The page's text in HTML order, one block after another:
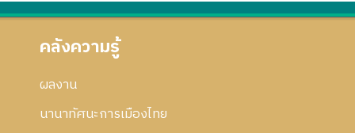
คลังความรู้
ผลงาน
นานาทัศนะการเมืองไทย